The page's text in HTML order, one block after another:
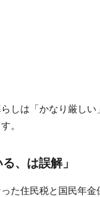
しは「かなり厳し
。
、は誤解」
た住民税と国民年